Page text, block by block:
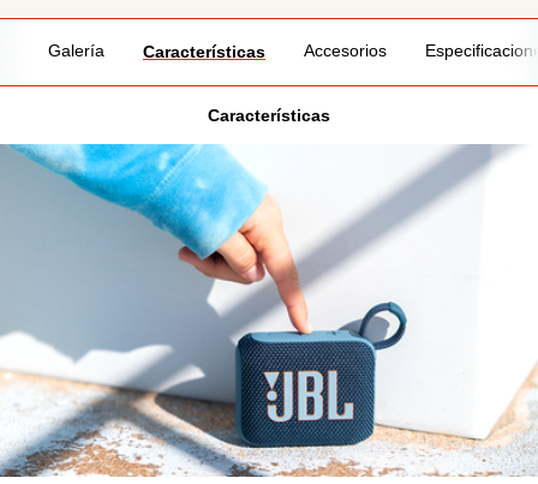
Galería Características Accesorios
Características